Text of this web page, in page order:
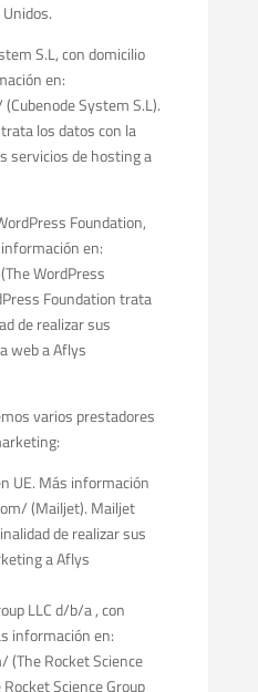
S.L, con domicilio
en:
System S.L).
los datos con la
servicios de hosting a
Foundation,
en:
WordPress
Foundation trata
de realizar sus
web a Aflys
varios prestadores
UE. Más información
(Mailjet). Mailjet
de realizar sus
a Aflys
LLC d/b/a , con
información en:
Rocket Science
Science Group